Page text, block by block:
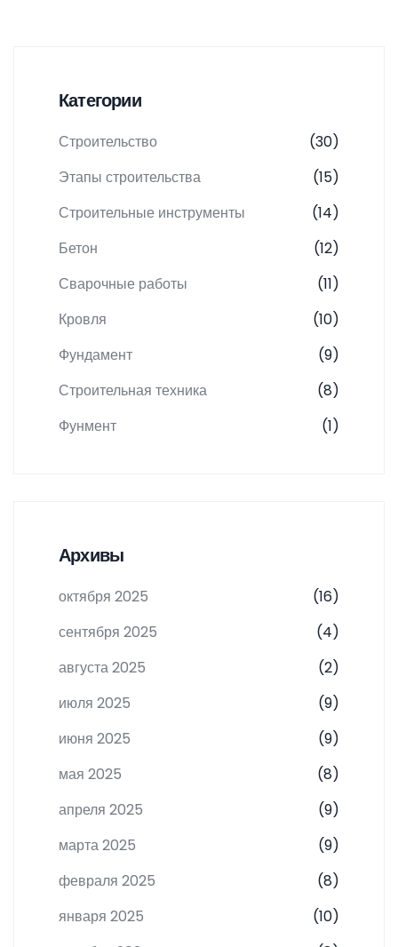
Категории
Строительство
(30)
Этапы строительства
(15)
Строительные инструменты
(14)
Бетон
(12)
Сварочные работы
(11)
Кровля
(10)
Фундамент
(9)
Строительная техника
(8)
Фунмент
(1)
Архивы
октября 2025
(16)
сентября 2025
(4)
августа 2025
(2)
июля 2025
(9)
июня 2025
(9)
мая 2025
(8)
апреля 2025
(9)
марта 2025
(9)
февраля 2025
(8)
января 2025
(10)